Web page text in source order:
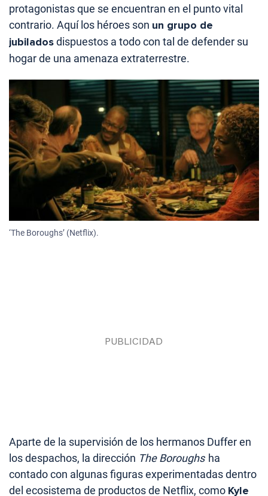
protagonistas que se encuentran en el punto vital
contrario. Aquí los héroes son un grupo de
jubiladosdispuestos a todo con tal de defender su
hogar de una amenaza extraterrestre.
‘The Boroughs’ (Netflix).
Aparte de la supervisión de los hermanos Duffer en
los despachos, la dirección The Boroughs ha
contado con algunas figuras experimentadas dentro
del ecosistema de productos de Netflix, como Kyle